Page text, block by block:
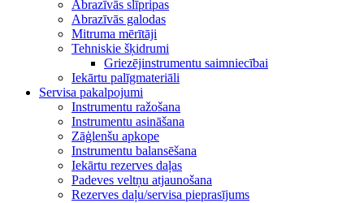
Abrazīvās slīpripas
Abrazīvās galodas
Mitruma mērītāji
Tehniskie šķidrumi
Griezējinstrumentu saimniecībai
Iekārtu palīgmateriāli
Servisa pakalpojumi
Instrumentu ražošana
Instrumentu asināšana
Zāģlenšu apkope
Instrumentu balansēšana
Iekārtu rezerves daļas
Padeves veltņu atjaunošana
Rezerves daļu/servisa pieprasījums